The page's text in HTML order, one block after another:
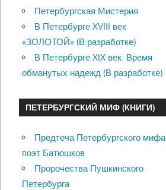
Петербургская Мистерия
В Петербурге XVIII век
«ЗОЛОТОЙ» (В разработке)
В Петербурге XIX век. Время
обманутых надежд (В разработке)
ПЕТЕРБУРГСКИЙ МИФ (КНИГИ)
Предтеча Петербургского мифа
поэт Батюшков
Пророчества Пушкинского
Петербурга